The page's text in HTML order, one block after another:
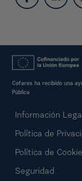
Cofares ha recibido una
Pública
Información
Política de
Política de
Seguridad